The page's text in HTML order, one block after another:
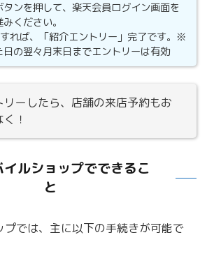
タンを押して、楽天会員ログイン画面を
ください。
れば、「紹介エントリー」完了です。※
日の翌々月末日までエントリーは有効
リーしたら、店舗の来店予約もお
！
イルショップでできるこ
と
プでは、主に以下の手続きが可能で